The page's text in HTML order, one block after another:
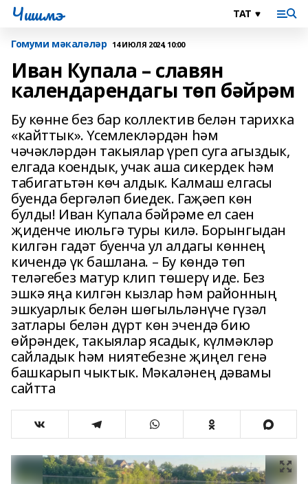
Чишмэ
Гомуми мәкаләләр 14 ИЮЛЯ 2024, 10:00
Иван Купала – славян
календарендагы төп бәйрәм
Бу көнне без бар коллектив белән тарихка
«кайттык». Үсемлекләрдән һәм
чәчәкләрдән такыялар үреп суга агыздык,
елгада коендык, учак аша сикердек һәм
табигатьтән көч алдык. Калмаш елгасы
буенда бергәләп биедек. Гаҗәеп көн
булды! Иван Купала бәйрәме ел саен
җиденче июльгә туры килә. Борынгыдан
килгән гадәт буенча ул алдагы көннең
кичендә үк башлана. – Бу көндә төп
теләгебез матур клип төшерү иде. Без
эшкә яңа килгән кызлар һәм районның
эшкуарлык белән шөгыльләнүче гүзәл
затлары белән дүрт көн эчендә бию
өйрәндек, такыялар ясадык, күлмәкләр
сайладык һәм ниятебезне җиңел генә
башкарып чыктык. Мәкаләнең дәвамы
сайтта